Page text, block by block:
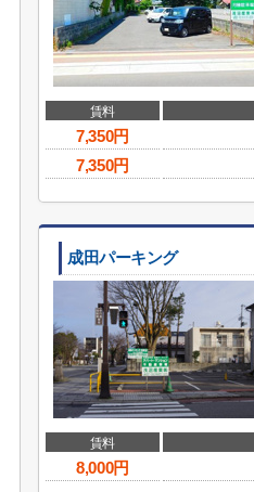
賃料
7,350円
7,350円
成田パーキング
賃料
8,000円